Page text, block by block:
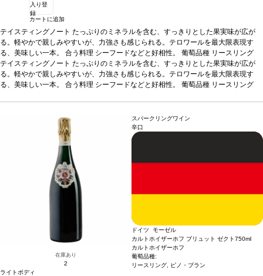
入り登
録
カートに追加
テイスティングノート たっぷりのミネラルを含む、すっきりとした果実味が広が
る。軽やかで親しみやすいが、力強さも感じられる。テロワールを最大限表現す
る、美味しい一本。 合う料理 シーフードなどと好相性。 葡萄品種 リースリング
テイスティングノート たっぷりのミネラルを含む、すっきりとした果実味が広が
る。軽やかで親しみやすいが、力強さも感じられる。テロワールを最大限表現す
る、美味しい一本。 合う料理 シーフードなどと好相性。 葡萄品種 リースリング
在庫あり
2
ライトボディ
スパークリングワイン
辛口
ドイツ モーゼル
カルトホイザーホフ ブリュット ゼクト750ml
カルトホイザーホフ
葡萄品種:
リースリング, ピノ・ブラン